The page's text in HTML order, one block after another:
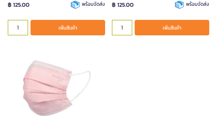
฿ 125.00 พร้อมจัดส่ง
เพิ่มสินค้า
฿ 125.00 พร้อมจัดส่ง
เพิ่มสินค้า